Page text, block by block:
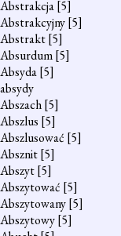
Abstrakcja[5]
Abstrakcyjny[5]
Abstrakt[5]
Absurdum[5]
Absyda[5]
absydy
Abszach[5]
Abszlus [5]
Abszlusować [5]
Absznit[5]
Abszyt[5]
Abszytować [5]
Abszytowany[5]
Abszytowy[5]